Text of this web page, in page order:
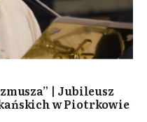
| Jubileusz
w Piotrkowie